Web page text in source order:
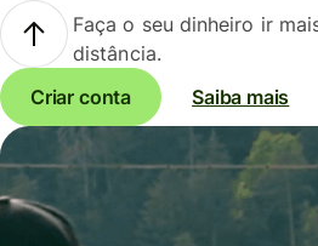
Faça o seu dinheiro ir
distância.
Criar conta
Saiba mais